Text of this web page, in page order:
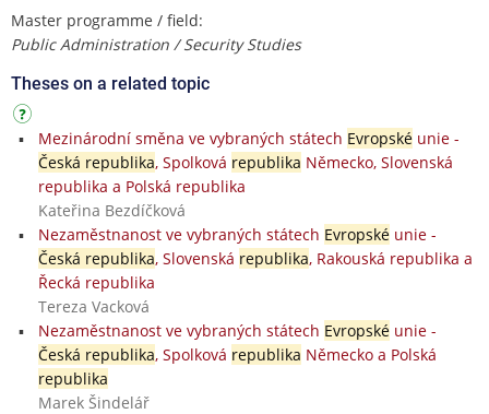
Master programme / field:
Public Administration / Security Studies
Theses on a related topic
Mezinárodní směna ve vybraných státech Evropskéunie -
Česká republika, Spolková republika Německo, Slovenská
republika a Polská republika
Kateřina Bezdíčková
Nezaměstnanost ve vybraných státech Evropskéunie -
Česká republika, Slovenská republika, Rakouská republika a
Řecká republika
Tereza Vacková
Nezaměstnanost ve vybraných státech Evropskéunie -
Česká republika, Spolková republika Německo a Polská
republika
Marek Šindelář